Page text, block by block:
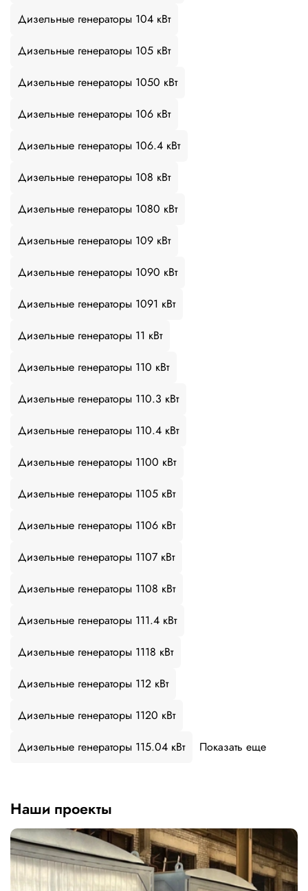
Дизельные генераторы 104 кВт
Дизельные генераторы 105 кВт
Дизельные генераторы 1050 кВт
Дизельные генераторы 106 кВт
Дизельные генераторы 106.4 кВт
Дизельные генераторы 108 кВт
Дизельные генераторы 1080 кВт
Дизельные генераторы 109 кВт
Дизельные генераторы 1090 кВт
Дизельные генераторы 1091 кВт
Дизельные генераторы 11 кВт
Дизельные генераторы 110 кВт
Дизельные генераторы 110.3 кВт
Дизельные генераторы 110.4 кВт
Дизельные генераторы 1100 кВт
Дизельные генераторы 1105 кВт
Дизельные генераторы 1106 кВт
Дизельные генераторы 1107 кВт
Дизельные генераторы 1108 кВт
Дизельные генераторы 111.4 кВт
Дизельные генераторы 1118 кВт
Дизельные генераторы 112 кВт
Дизельные генераторы 1120 кВт
Дизельные генераторы 115.04 кВт
Показать еще
Наши проекты